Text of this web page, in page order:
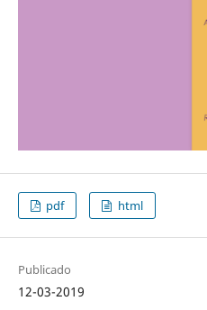
pdf html
Publicado
12-03-2019